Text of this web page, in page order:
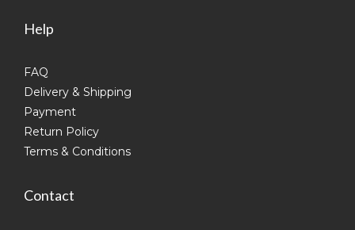
Help
FAQ
Delivery & Shipping
Payment
Return Policy
Terms & Conditions
Contact